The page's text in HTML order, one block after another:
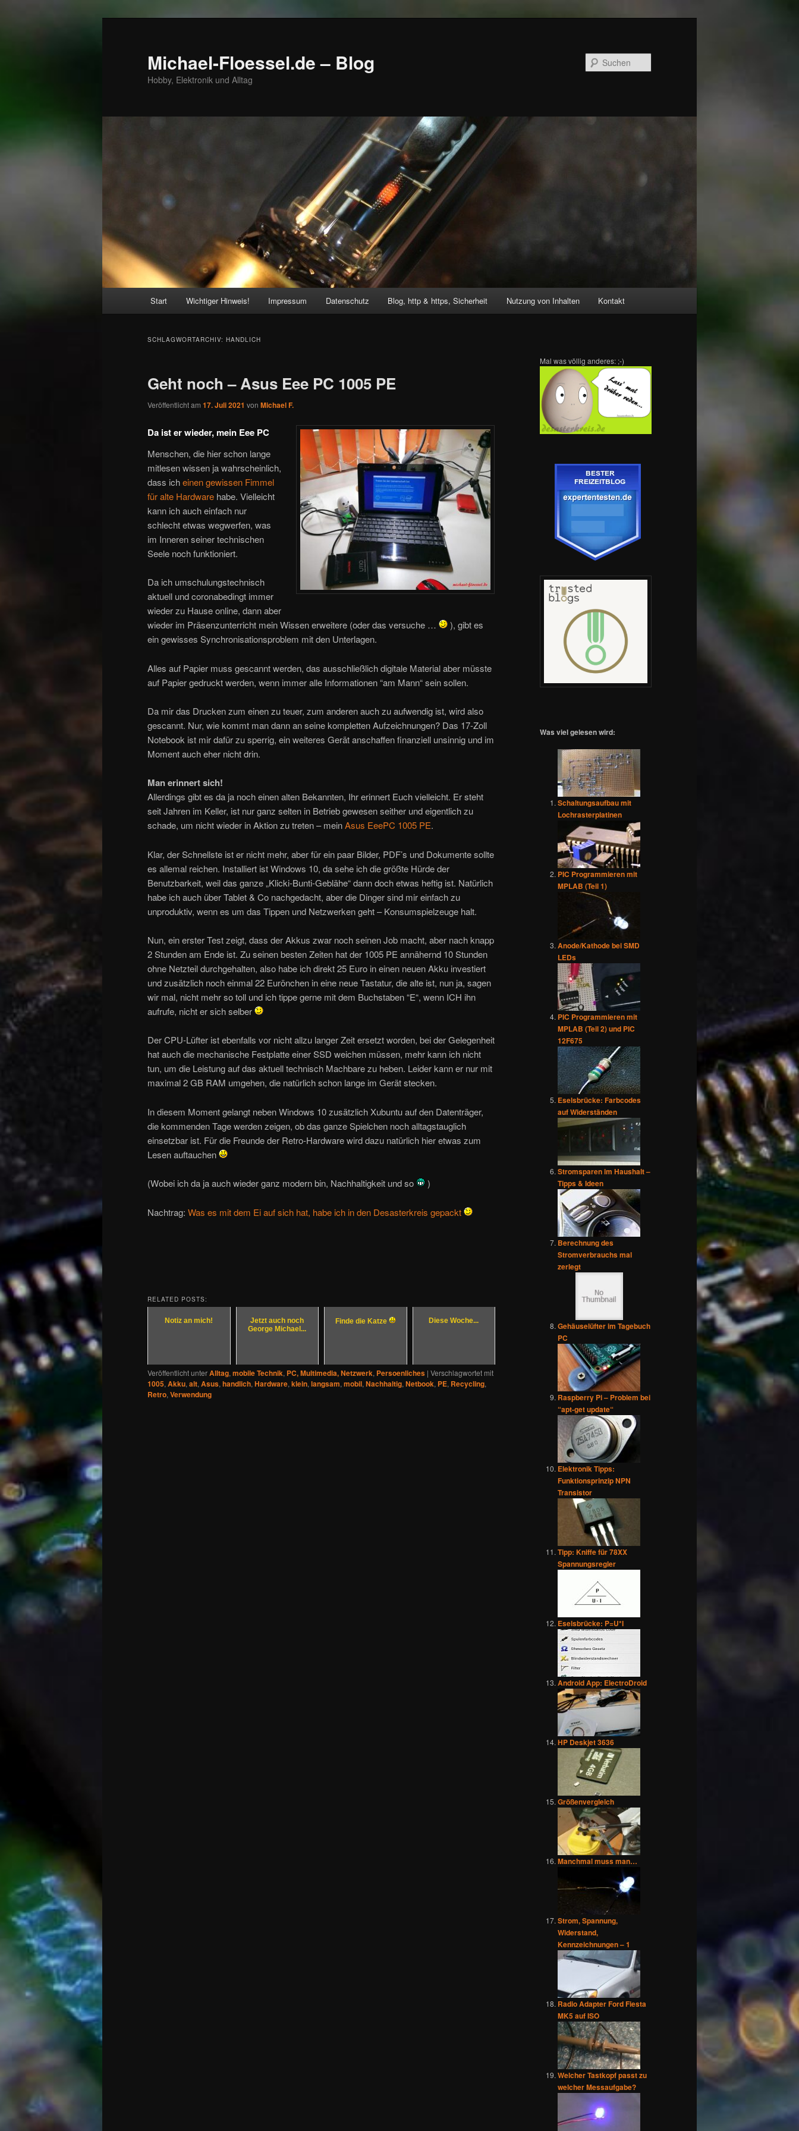
Michael-Floessel.de – Blog
Hobby, Elektronik und Alltag
Start Wichtiger Hinweis! Impressum Datenschutz Blog, http & https, Sicherheit Nutzung von Inhalten Kontakt
SCHLAGWORTARCHIV: HANDLICH
Geht noch – Asus Eee PC 1005 PE
Veröffentlicht am 17. Juli 2021 von Michael F.
Da ist er wieder, mein Eee PC
Menschen, die hier schon lange
mitlesen wissen ja wahrscheinlich,
dass icheinen gewissen Fimmel
für alte Hardware habe. Vielleicht
kann ich auch einfach nur
schlecht etwas wegwerfen, was
im Inneren seiner technischen
Seele noch funktioniert.
Da ich umschulungstechnisch
aktuell und coronabedingt immer
wieder zu Hause online, dann aber
wieder im Präsenzunterricht mein Wissen erweitere (oder das versuche …
), gibt es
ein gewisses Synchronisationsproblem mit den Unterlagen.
Alles auf Papier muss gescannt werden, das ausschließlich digitale Material aber müsste
auf Papier gedruckt werden, wenn immer alle Informationen “am Mann“ sein sollen.
Da mir das Drucken zum einen zu teuer, zum anderen auch zu aufwendig ist, wird also
gescannt. Nur, wie kommt man dann an seine kompletten Aufzeichnungen? Das 17-Zoll
Notebook ist mir dafür zu sperrig, ein weiteres Gerät anschaffen finanziell unsinnig und im
Moment auch eher nicht drin.
Man erinnert sich!
Allerdings gibt es da ja noch einen alten Bekannten, Ihr erinnert Euch vielleicht. Er steht
seit Jahren im Keller, ist nur ganz selten in Betrieb gewesen seither und eigentlich zu
schade, um nicht wieder in Aktion zu treten – meinAsus EeePC 1005 PE.
Klar, der Schnellste ist er nicht mehr, aber für ein paar Bilder, PDF’s und Dokumente sollte
es allemal reichen. Installiert ist Windows 10, da sehe ich die größte Hürde der
Benutzbarkeit, weil das ganze „Klicki-Bunti-Geblähe“ dann doch etwas heftig ist. Natürlich
habe ich auch über Tablet & Co nachgedacht, aber die Dinger sind mir einfach zu
unproduktiv, wenn es um das Tippen und Netzwerken geht – Konsumspielzeuge halt.
Nun, ein erster Test zeigt, dass der Akkus zwar noch seinen Job macht, aber nach knapp
2 Stunden am Ende ist. Zu seinen besten Zeiten hat der 1005 PE annähernd 10 Stunden
ohne Netzteil durchgehalten, also habe ich direkt 25 Euro in einen neuen Akku investiert
und zusätzlich noch einmal 22 Eurönchen in eine neue Tastatur, die alte ist, nun ja, sagen
wir mal, nicht mehr so toll und ich tippe gerne mit dem Buchstaben “E“, wenn ICH ihn
aufrufe, nicht er sich selber
Der CPU-Lüfter ist ebenfalls vor nicht allzu langer Zeit ersetzt worden, bei der Gelegenheit
hat auch die mechanische Festplatte einer SSD weichen müssen, mehr kann ich nicht
tun, um die Leistung auf das aktuell technisch Machbare zu heben. Leider kann er nur mit
maximal 2 GB RAM umgehen, die natürlich schon lange im Gerät stecken.
In diesem Moment gelangt neben Windows 10 zusätzlich Xubuntu auf den Datenträger,
die kommenden Tage werden zeigen, ob das ganze Spielchen noch alltagstauglich
einsetzbar ist. Für die Freunde der Retro-Hardware wird dazu natürlich hier etwas zum
Lesen auftauchen
(Wobei ich da ja auch wieder ganz modern bin, Nachhaltigkeit und so )
Nachtrag: Was es mit dem Ei auf sich hat, habe ich in den Desasterkreis gepackt
RELATED POSTS:
Notiz an mich!
Jetzt auch noch
George Michael...
Finde die Katze Diese Woche...
Veröffentlicht unterAlltag, mobile Technik, PC, Multimedia, Netzwerk, Persoenliches | Verschlagwortet mit
1005, Akku, alt, Asus, handlich, Hardware, klein, langsam, mobil, Nachhaltig, Netbook, PE, Recycling,
Retro, Verwendung
Mal was völlig anderes: ;-)
Was viel gelesen wird:
Schaltungsaufbau mit
Lochrasterplatinen
PIC Programmieren mit
MPLAB (Teil 1)
Anode/Kathode bei SMD
LEDs
PIC Programmieren mit
MPLAB (Teil 2) und PIC
12F675
Eselsbrücke: Farbcodes
auf Widerständen
Stromsparen im Haushalt –
Tipps & Ideen
Berechnung des
Stromverbrauchs mal
zerlegt
Gehäuselüfter im Tagebuch
PC
Raspberry Pi – Problem bei
“apt-get update“
Elektronik Tipps:
Funktionsprinzip NPN
Transistor
Tipp: Kniffe für 78XX
Spannungsregler
Eselsbrücke: P=U*I
Android App: ElectroDroid
HP Deskjet 3636
Größenvergleich
Manchmal muss man…
Strom, Spannung,
Widerstand,
Kennzeichnungen – 1
Radio Adapter Ford Fiesta
MK5 auf ISO
Welcher Tastkopf passt zu
welcher Messaufgabe?